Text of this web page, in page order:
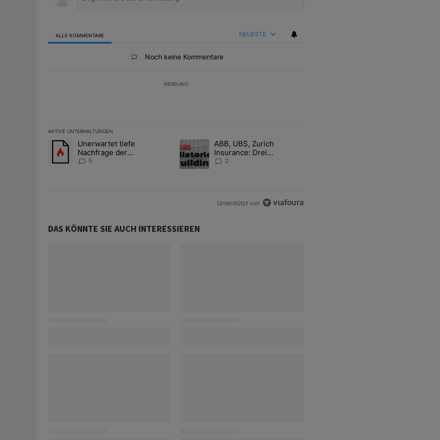
ALLE KOMMENTARE NEUESTE
Noch keine Kommentare
WERBUNG
AKTIVE UNTERHALTUNGEN
Das Folgende ist eine Liste der am meisten kommentierten Artikel der letzten 7 days.
Ein Trendartikel mit dem Titel "Unerwartet tiefe Nachfrage der Zentralbanken könnte Goldpreis weiter belasten" mit 5
Unerwartet tiefe
Nachfrage der
Zentralbanken könnte
5
Ein Trendartikel mit dem Titel "ABB, UBS, Zurich Insurance: Drei Schweizer
ABB, UBS, Zurich
Insurance: Drei
Schweizer Aktien auf der
2
Unterstützt von
DAS KÖNNTE SIE AUCH INTERESSIEREN